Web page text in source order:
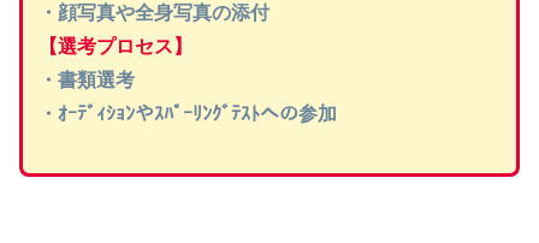
・顔写真や全身写真の添付
【選考プロセス】
・書類選考
・ｵｰﾃﾞｨｼｮﾝやｽﾊﾟｰﾘﾝｸﾞﾃｽﾄへの参加